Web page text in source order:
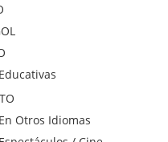
Otros Idiomas